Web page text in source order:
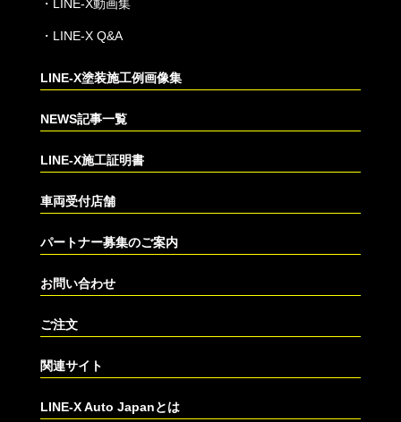
・ LINE-X動画集
・ LINE-X Q&A
LINE-X塗装施工例画像集
NEWS記事一覧
LINE-X施工証明書
車両受付店舗
パートナー募集のご案内
お問い合わせ
ご注文
関連サイト
LINE-X Auto Japanとは